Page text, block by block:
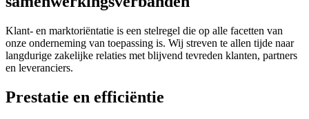
Klant- en marktoriëntatie is een stelregel die op alle facetten van
onze onderneming van toepassing is. Wij streven te allen tijde naar
langdurige zakelijke relaties met blijvend tevreden klanten, partners
en leveranciers.
Prestatie en efficiëntie